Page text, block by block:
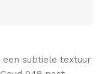
subtiele textuur